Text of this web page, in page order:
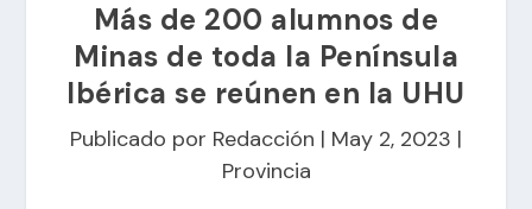
Más de 200 alumnos de
Minas de toda la Península
Ibérica se reúnen en la UHU
Publicado por Redacción | May 2, 2023 |
Provincia